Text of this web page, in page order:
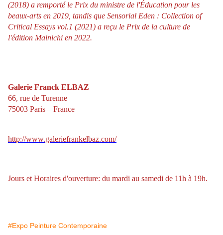
(2018) a remporté le Prix du ministre de l'Éducation pour les
beaux-arts en 2019, tandis que Sensorial Eden : Collection of
Critical Essays vol.1 (2021) a reçu le Prix de la culture de
l'édition Mainichi en 2022.
Galerie Franck ELBAZ
66, rue de Turenne
75003 Paris – France
http://www.galeriefrankelbaz.com/
Jours et Horaires d'ouverture: du mardi au samedi de 11h à 19h.
#Expo Peinture Contemporaine